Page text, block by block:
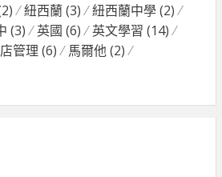
紐西蘭(3) 紐西蘭中學(2)
(3) 英國 (6) 英文學習 (14)
管理 (6) 馬爾他(2)